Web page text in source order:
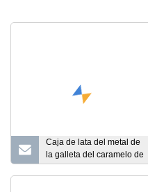
Caja de lata del metal de
la galleta del caramelo de
la lata de la lata del